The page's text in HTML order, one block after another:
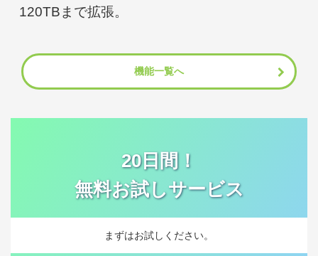
120TBまで拡張。
機能一覧へ
20日間！
無料お試しサービス
まずはお試しください。